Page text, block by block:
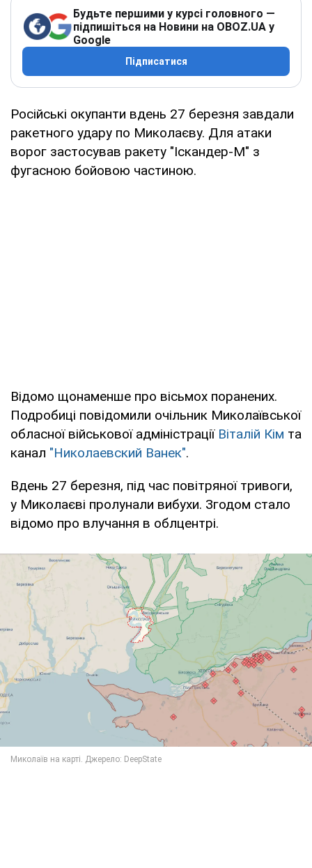
Будьте першими у курсі головного —
підпишіться на Новини на OBOZ.UA у
Google
Підписатися
Російські окупанти вдень 27 березня завдали
ракетного удару по Миколаєву. Для атаки
ворог застосував ракету "Іскандер-М" з
фугасною бойовою частиною.
Відомо щонаменше про вісьмох поранених.
Подробиці повідомили очільник Миколаївської
обласної військової адміністрації Віталій Кім та
канал "Николаевский Ванек".
Вдень 27 березня, під час повітряної тривоги,
у Миколаєві пролунали вибухи. Згодом стало
відомо про влучання в облцентрі.